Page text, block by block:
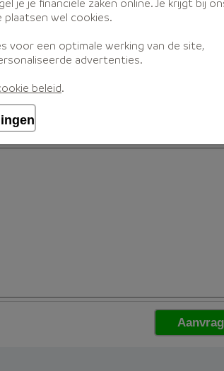
je je financiële zaken online. Je krijgt bij
plaatsen wel cookies.
voor een optimale werking van de site,
advertenties.
beleid.